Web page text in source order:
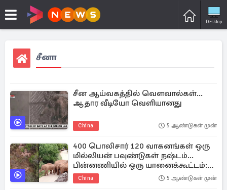
Desktop
சீனா
சீன ஆய்வகத்தில் வௌவால்கள்...
ஆதார வீடியோ வெளியானது
China 5 ஆண்டுகள் முன்
400 பொலிசார் 120 வாகனங்கள் ஒரு
மில்லியன் பவுண்டுகள் நஷ்டம்...
பின்னணியில் ஒரு யானைக்கூட்டம்:
உலகின் கவனம் ஈர்த்துள்ள ஒரு
செய்தி
China 5 ஆண்டுகள் முன்